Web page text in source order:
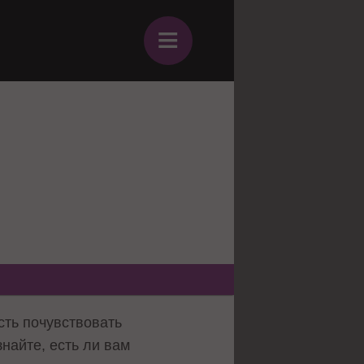
≡
почувствовать
есть ли вам